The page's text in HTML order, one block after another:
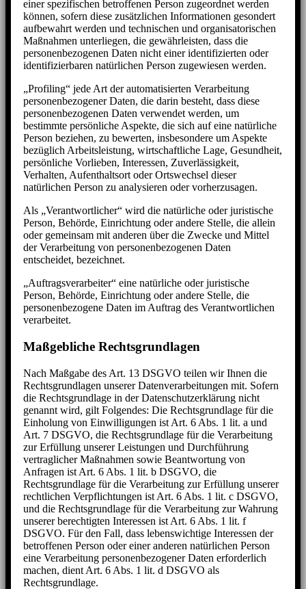
einer spezifischen betroffenen Person zugeordnet werden
können, sofern diese zusätzlichen Informationen gesondert
aufbewahrt werden und technischen und organisatorischen
Maßnahmen unterliegen, die gewährleisten, dass die
personenbezogenen Daten nicht einer identifizierten oder
identifizierbaren natürlichen Person zugewiesen werden.
„Profiling“ jede Art der automatisierten Verarbeitung
personenbezogener Daten, die darin besteht, dass diese
personenbezogenen Daten verwendet werden, um
bestimmte persönliche Aspekte, die sich auf eine natürliche
Person beziehen, zu bewerten, insbesondere um Aspekte
bezüglich Arbeitsleistung, wirtschaftliche Lage, Gesundheit,
persönliche Vorlieben, Interessen, Zuverlässigkeit,
Verhalten, Aufenthaltsort oder Ortswechsel dieser
natürlichen Person zu analysieren oder vorherzusagen.
Als „Verantwortlicher“ wird die natürliche oder juristische
Person, Behörde, Einrichtung oder andere Stelle, die allein
oder gemeinsam mit anderen über die Zwecke und Mittel
der Verarbeitung von personenbezogenen Daten
entscheidet, bezeichnet.
„Auftragsverarbeiter“ eine natürliche oder juristische
Person, Behörde, Einrichtung oder andere Stelle, die
personenbezogene Daten im Auftrag des Verantwortlichen
verarbeitet.
Maßgebliche Rechtsgrundlagen
Nach Maßgabe des Art. 13 DSGVO teilen wir Ihnen die
Rechtsgrundlagen unserer Datenverarbeitungen mit. Sofern
die Rechtsgrundlage in der Datenschutzerklärung nicht
genannt wird, gilt Folgendes: Die Rechtsgrundlage für die
Einholung von Einwilligungen ist Art. 6 Abs. 1 lit. a und
Art. 7 DSGVO, die Rechtsgrundlage für die Verarbeitung
zur Erfüllung unserer Leistungen und Durchführung
vertraglicher Maßnahmen sowie Beantwortung von
Anfragen ist Art. 6 Abs. 1 lit. b DSGVO, die
Rechtsgrundlage für die Verarbeitung zur Erfüllung unserer
rechtlichen Verpflichtungen ist Art. 6 Abs. 1 lit. c DSGVO,
und die Rechtsgrundlage für die Verarbeitung zur Wahrung
unserer berechtigten Interessen ist Art. 6 Abs. 1 lit. f
DSGVO. Für den Fall, dass lebenswichtige Interessen der
betroffenen Person oder einer anderen natürlichen Person
eine Verarbeitung personenbezogener Daten erforderlich
machen, dient Art. 6 Abs. 1 lit. d DSGVO als
Rechtsgrundlage.